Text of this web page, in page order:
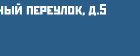
переулок, д.5